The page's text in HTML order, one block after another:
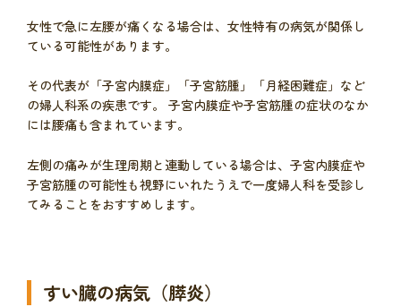
女性で急に左腰が痛くなる場合は、女性特有の病気が関係し
ている可能性があります。
その代表が「子宮内膜症」「子宮筋腫」「月経困難症」など
の婦人科系の疾患です。 子宮内膜症や子宮筋腫の症状のなか
には腰痛も含まれています。
左側の痛みが生理周期と連動している場合は、子宮内膜症や
子宮筋腫の可能性も視野にいれたうえで一度婦人科を受診し
てみることをおすすめします。
すい臓の病気（膵炎）